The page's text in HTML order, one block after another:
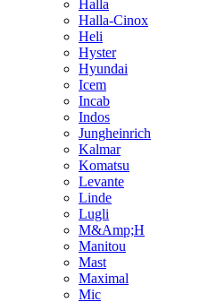
Halla
Halla-Cinox
Heli
Hyster
Hyundai
Icem
Incab
Indos
Jungheinrich
Kalmar
Komatsu
Levante
Linde
Lugli
M&Amp;H
Manitou
Mast
Maximal
Mic